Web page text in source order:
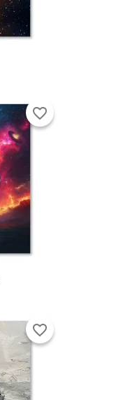
favorite_border
favorite_border